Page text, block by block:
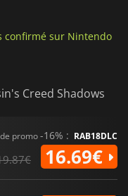
confirmé sur Nintendo
Creed Shadows
promo-16% : RAB18DLC
16.69€